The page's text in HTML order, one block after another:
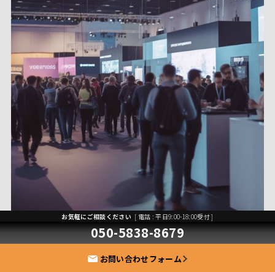
お気軽にご相談ください [ 電話 : 平日9:00-18:00受付 ]
050-5838-8679
お問い合わせフォーム
03
イベント・展示会用